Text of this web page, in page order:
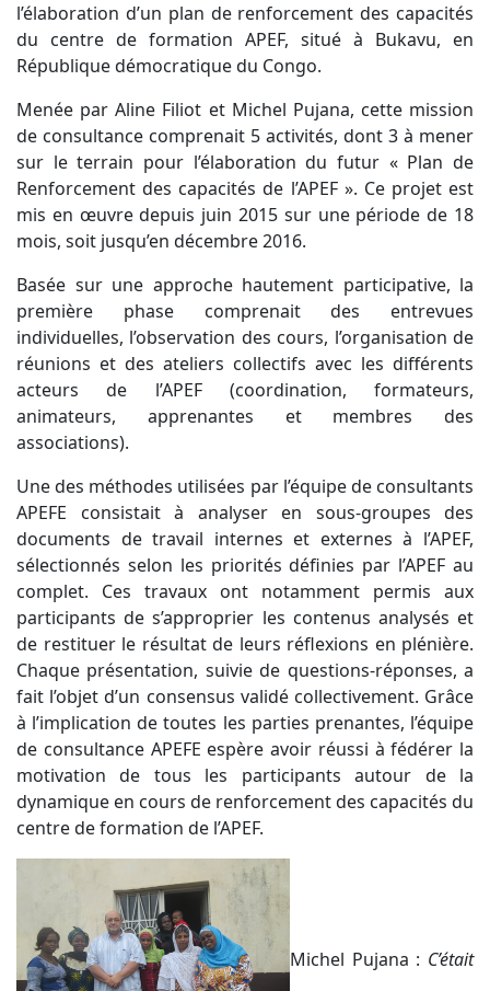
l’élaboration d’un plan de renforcement des capacités
du centre de formation APEF, situé à Bukavu, en
République démocratique du Congo.
Menée par Aline Filiot et Michel Pujana, cette mission
de consultance comprenait 5 activités, dont 3 à mener
sur le terrain pour l’élaboration du futur « Plan de
Renforcement des capacités de l’APEF ». Ce projet est
mis en œuvre depuis juin 2015 sur une période de 18
mois, soit jusqu’en décembre 2016.
Basée sur une approche hautement participative, la
première phase comprenait des entrevues
individuelles, l’observation des cours, l’organisation de
réunions et des ateliers collectifs avec les différents
acteurs de l’APEF (coordination, formateurs,
animateurs, apprenantes et membres des
associations).
Une des méthodes utilisées par l’équipe de consultants
APEFE consistait à analyser en sous-groupes des
documents de travail internes et externes à l’APEF,
sélectionnés selon les priorités définies par l’APEF au
complet. Ces travaux ont notamment permis aux
participants de s’approprier les contenus analysés et
de restituer le résultat de leurs réflexions en plénière.
Chaque présentation, suivie de questions-réponses, a
fait l’objet d’un consensus validé collectivement. Grâce
à l’implication de toutes les parties prenantes, l’équipe
de consultance APEFE espère avoir réussi à fédérer la
motivation de tous les participants autour de la
dynamique en cours de renforcement des capacités du
centre de formation de l’APEF.
Michel Pujana : C’était